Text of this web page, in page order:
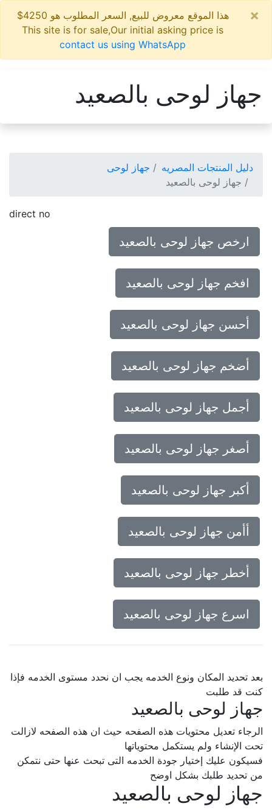
هذا الموقع معروض للبيع, السعر المطلوب هو 4250$
This site is for sale,Our initial asking price is
contact us using WhatsApp
جهاز لوحى بالصعيد
دليل المنتجات المصريه
جهاز لوحى
جهاز لوحى بالصعيد
direct no
ارخص جهاز لوحى بالصعيد
افخم جهاز لوحى بالصعيد
أحسن جهاز لوحى بالصعيد
أضخم جهاز لوحى بالصعيد
أجمل جهاز لوحى بالصعيد
أصغر جهاز لوحى بالصعيد
أكبر جهاز لوحى بالصعيد
أأمن جهاز لوحى بالصعيد
أخطر جهاز لوحى بالصعيد
اسرع جهاز لوحى بالصعيد
بعد تحديد المكان ونوع الخدمه يجب ان نحدد مستوى الخدمه فإذا
كنت قد طلبت
جهاز لوحى بالصعيد
الرجاء تعديل محتويات هذه الصفحه حيث ان هذه الصفحه لازالت
تحت الإنشاء ولم يستكمل محتوياتها
فسيكون عليك إختيار جودة الخدمه التى تبحث عنها حتى نتمكن
من تحديد طلبك بشكل اوضح
جهاز لوحى بالصعيد